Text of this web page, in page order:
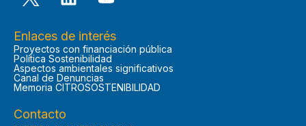
Enlaces de interés
Proyectos con financiación pública
Política Sostenibilidad
Aspectos ambientales significativos
Canal de Denuncias
Memoria CITROSOSTENIBILIDAD
Contacto